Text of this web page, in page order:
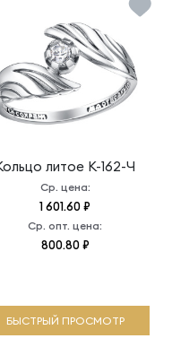
литое К-162-Ч
Ср. цена:
1 601.60 ₽
Ср. опт. цена:
800.80 ₽
БЫСТРЫЙ ПРОСМОТР